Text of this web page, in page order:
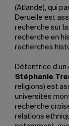
(Atlande), qui
Deruelle est
recherche sur
recherche en
recherches
Détentrice
Stéphanie
religions) est
universités
recherche
relations